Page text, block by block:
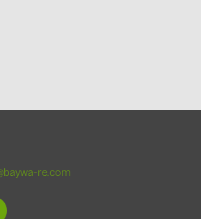
re.com